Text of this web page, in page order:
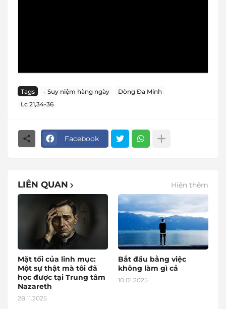
Tags - Suy niệm hàng ngày
Dòng Đa Minh
Lc 21,34-36
Facebook
LIÊN QUAN Hiện thêm
Mặt tối của linh mục:
Một sự thật mà tôi đã
học được tại Trung tâm
Nazareth
28.11.2025
Bắt đầu bằng việc
không làm gì cả
10.01.2025